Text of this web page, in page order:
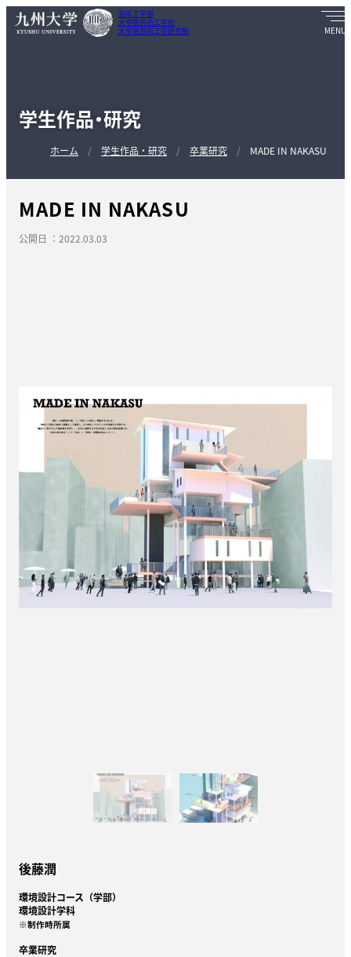
芸術工学部
大学院芸術工学府
大学院芸術工学研究院
学生作品・研究
ホーム 学生作品・研究 卒業研究 MADE IN NAKASU
MADE IN NAKASU
公開日 ：2022.03.03
後藤潤
環境設計コース（学部）
環境設計学科
※制作時所属
卒業研究